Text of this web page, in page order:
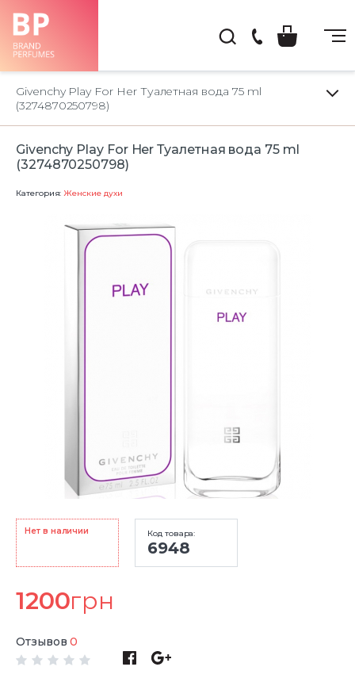
22
Givenchy Play For Her Туалетная вода 75 ml
(3274870250798)
Givenchy Play For Her Туалетная вода 75 ml
(3274870250798)
Категория: Женские духи
Нет в наличии Код товара:
6948
1200грн
Отзывов 0